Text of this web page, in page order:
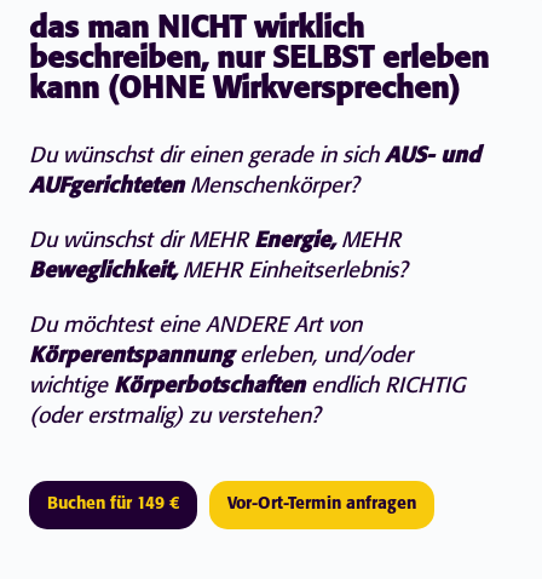
das man NICHT wirklich
beschreiben, nur SELBST erleben
kann (OHNE Wirkversprechen)
Du wünschst dir einen gerade in sich AUS- und
AUFgerichteten Menschenkörper?
Du wünschst dir MEHR Energie,MEHR
Beweglichkeit, MEHR Einheitserlebnis?
Du möchtest eine ANDERE Art von
Körperentspannungerleben, und/oder
wichtige Körperbotschaftenendlich RICHTIG
(oder erstmalig) zu verstehen?
Buchen für 149 € Vor-Ort-Termin anfragen